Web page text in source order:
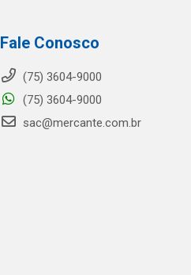
Fale Conosco
(75) 3604-9000
(75) 3604-9000
sac@mercante.com.br